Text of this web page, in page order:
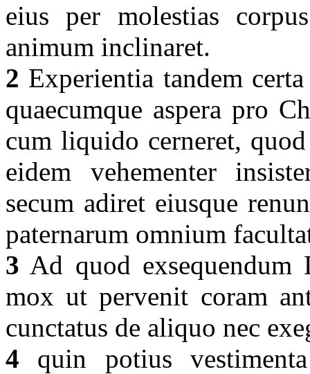
eius per molestias
animum inclinaret.
2 Experientia tandem
quaecumque aspera pro
cum liquido cerneret,
eidem vehementer
secum adiret eiusque
paternarum omnium
3 Ad quod
mox ut pervenit coram
cunctatus de aliquo nec
4 quin potius